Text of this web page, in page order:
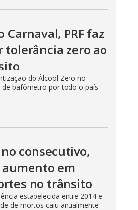
Carnaval, PRF faz
tolerância zero ao
do Álcool Zero no
bafômetro por todo o país
consecutivo,
em
no trânsito
estabelecida entre 2014 e
de mortos caiu anualmente